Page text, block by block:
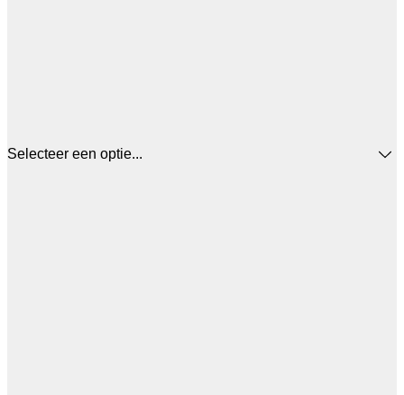
Selecteer een optie...